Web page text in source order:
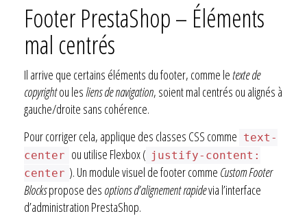
Footer PrestaShop – Éléments
mal centrés
Il arrive que certains éléments du footer, comme letexte de
copyrightou les liens de navigation, soient mal centrés ou alignés à
gauche/droite sans cohérence.
Pour corriger cela, applique des classes CSS comme text-
center ou utilise Flexbox ( justify-content:
center ). Un module visuel de footer comme Custom Footer
Blockspropose des options d’alignement rapidevia l’interface
d’administration PrestaShop.